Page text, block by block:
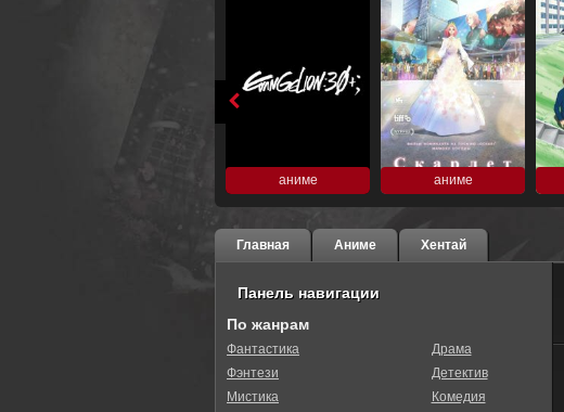
аниме аниме
Главная Аниме Хентай
Панель навигации
По жанрам
Фантастика
Фэнтези
Мистика
Драма
Детектив
Комедия